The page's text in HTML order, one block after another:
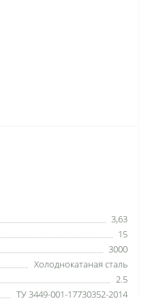
3,63
15
3000
Холоднокатаная сталь
2.5
ТУ 3449-001-17730352-2014